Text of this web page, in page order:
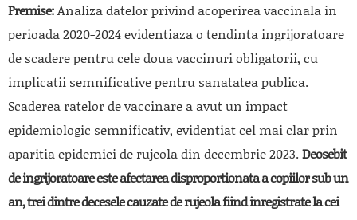
Premise:Analiza datelor privind acoperirea vaccinala in
perioada 2020-2024 evidentiaza o tendinta ingrijoratoare
de scadere pentru cele doua vaccinuri obligatorii, cu
implicatii semnificative pentru sanatatea publica.
Scaderea ratelor de vaccinare a avut un impact
epidemiologic semnificativ, evidentiat cel mai clar prin
aparitia epidemiei de rujeola din decembrie 2023. Deosebit
de ingrijoratoare este afectarea disproportionata a copiilor sub un
an, trei dintre decesele cauzate de rujeola fiind inregistrate la cei